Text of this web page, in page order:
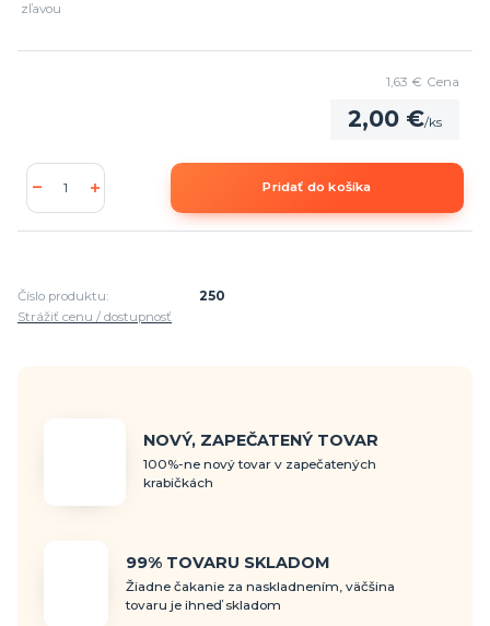
zľavou
2,00 €/ks
1,63 € Cena
Pridať do košíka
Číslo produktu:
250
Strážiť cenu / dostupnosť
NOVÝ, ZAPEČATENÝ TOVAR
100%-ne nový tovar v zapečatených
krabičkách
99% TOVARU SKLADOM
Žiadne čakanie za naskladnením, väčšina
tovaru je ihneď skladom